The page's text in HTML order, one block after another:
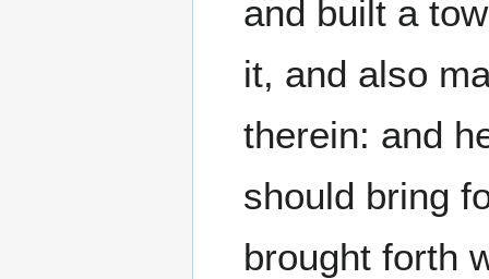
and built a
it, and also
therein: and
should bring
brought forth